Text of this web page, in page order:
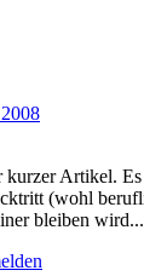
kurzer Artikel.
(wohl
bleiben wird...